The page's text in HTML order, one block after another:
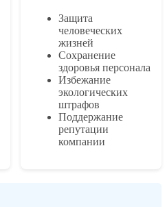
Защита
человеческих
жизней
Сохранение
здоровья персонала
Избежание
экологических
штрафов
Поддержание
репутации
компании